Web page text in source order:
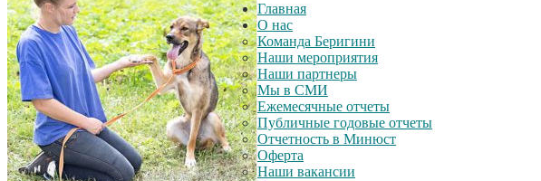
Главная
О нас
Команда Беригини
Наши мероприятия
Наши партнеры
Мы в СМИ
Ежемесячные отчеты
Публичные годовые отчеты
Отчетность в Минюст
Оферта
Наши вакансии